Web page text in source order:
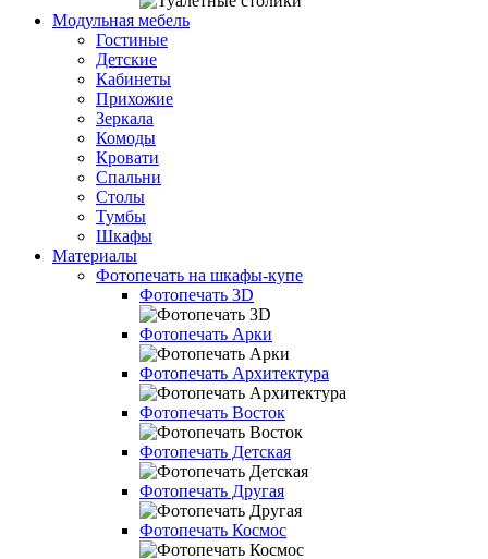
Модульная мебель
Гостиные
Детские
Кабинеты
Прихожие
Зеркала
Комоды
Кровати
Спальни
Столы
Тумбы
Шкафы
Материалы
Фотопечать на шкафы-купе
Фотопечать 3D
Фотопечать Арки
Фотопечать Архитектура
Фотопечать Восток
Фотопечать Детская
Фотопечать Другая
Фотопечать Космос